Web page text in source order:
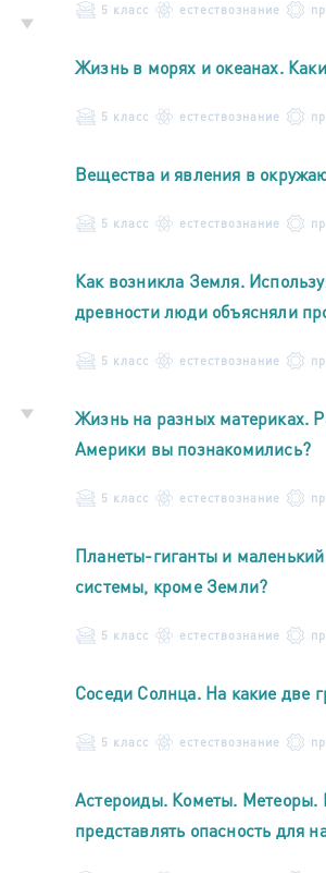
5 класс естествознание
Жизнь в морях и океанах.
5 класс естествознание
Вещества и явления в
5 класс естествознание
Как возникла Земля.
древности люди объясняли
5 класс естествознание
Жизнь на разных материках.
Америки вы познакомились?
5 класс естествознание
Планеты-гиганты и
системы, кроме Земли?
5 класс естествознание
Соседи Солнца. На какие две
5 класс естествознание
Астероиды. Кометы. Метеоры.
представлять опасность для